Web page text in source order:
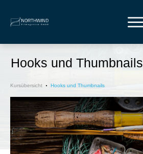
Hooks und Thumbnails
Kursübersicht Hooks und Thumbnails